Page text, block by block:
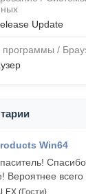
Update
/
Win64
Вероятнее
(Гости)